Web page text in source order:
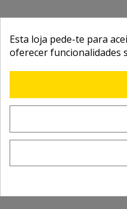
Esta loja pede-te para
oferecer funcionalidades